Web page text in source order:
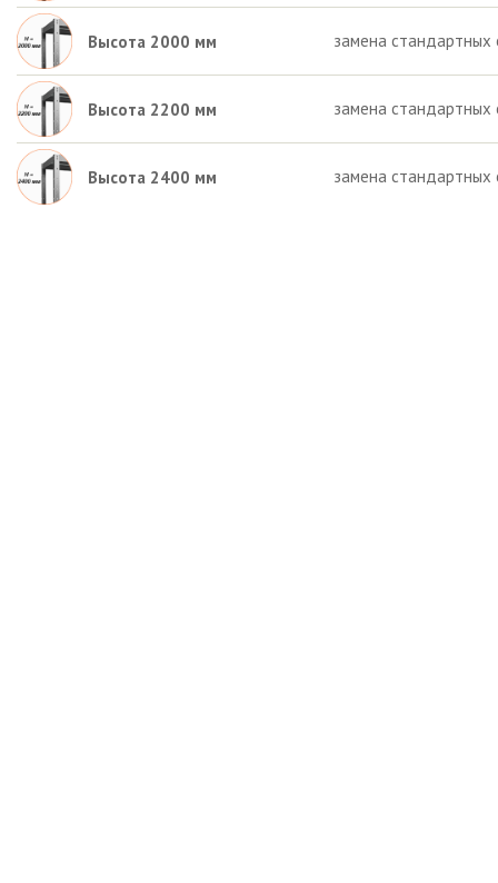
Высота 2000 мм замена стандартных
Высота 2200 мм замена стандартных
Высота 2400 мм замена стандартных